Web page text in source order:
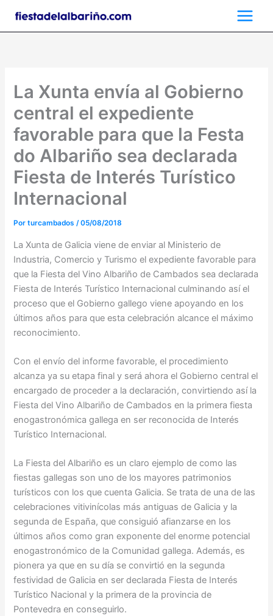
contenido
La Xunta envía al Gobierno
central el expediente
favorable para que la Festa
do Albariño sea declarada
Fiesta de Interés Turístico
Internacional
Porturcambados/05/08/2018
La Xunta de Galicia viene de enviar al Ministerio de
Industria, Comercio y Turismo el expediente favorable para
que la Fiesta del Vino Albariño de Cambados sea declarada
Fiesta de Interés Turístico Internacional culminando así el
proceso que el Gobierno gallego viene apoyando en los
últimos años para que esta celebración alcance el máximo
reconocimiento.
Con el envío del informe favorable, el procedimiento
alcanza ya su etapa final y será ahora el Gobierno central el
encargado de proceder a la declaración, convirtiendo así la
Fiesta del Vino Albariño de Cambados en la primera fiesta
enogastronómica gallega en ser reconocida de Interés
Turístico Internacional.
La Fiesta del Albariño es un claro ejemplo de como las
fiestas gallegas son uno de los mayores patrimonios
turísticos con los que cuenta Galicia. Se trata de una de las
celebraciones vitivinícolas más antiguas de Galicia y la
segunda de España, que consiguió afianzarse en los
últimos años como gran exponente del enorme potencial
enogastronómico de la Comunidad gallega. Además, es
pionera ya que en su día se convirtió en la segunda
festividad de Galicia en ser declarada Fiesta de Interés
Turístico Nacional y la primera de la provincia de
Pontevedra en conseguirlo.